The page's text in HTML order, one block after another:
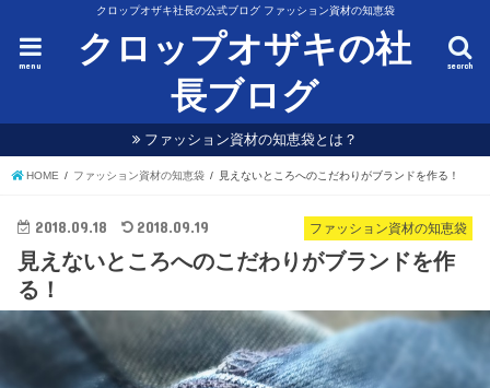
クロップオザキ社長の公式ブログ ファッション資材の知恵袋
クロップオザキの社
長ブログ
search
menu
ファッション資材の知恵袋とは？
HOME ファッション資材の知恵袋 見えないところへのこだわりがブランドを作る！
ファッション資材の知恵袋
2018.09.18 2018.09.19
見えないところへのこだわりがブランドを作
る！